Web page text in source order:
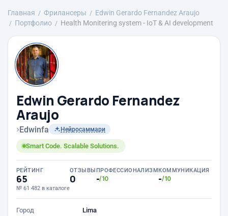
Главная Фрилансеры
Edwin Gerardo Fernandez Araujo
Портфолио
Health Monitering system - IoT & AI development
Edwin Gerardo Fernandez
Araujo
›Edwinfa Нейросаммари
Smart Code. Scalable Solutions.
РЕЙТИНГ
65
№ 61 482 в каталоге
ОТЗЫВЫ
0
ПРОФЕССИОНАЛИЗМ
-/10
КОММУНИКАЦИЯ
-/10
Город
Lima